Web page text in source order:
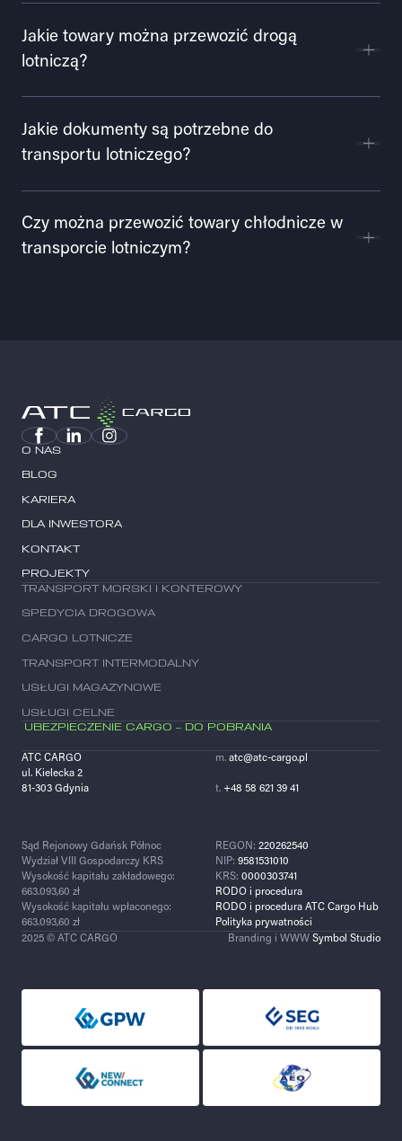
Jakie towary można przewozić drogą
lotniczą?
Jakie dokumenty są potrzebne do
transportu lotniczego?
Czy można przewozić towary chłodnicze w
transporcie lotniczym?
O NAS
BLOG
KARIERA
DLA INWESTORA
KONTAKT
PROJEKTY
TRANSPORT MORSKI I KONTEROWY
SPEDYCIA DROGOWA
CARGO LOTNICZE
TRANSPORT INTERMODALNY
USŁUGI MAGAZYNOWE
USŁUGI CELNE
UBEZPIECZENIE CARGO – DO POBRANIA
ATC CARGO
ul. Kielecka 2
81-303 Gdynia
m. atc@atc-cargo.pl
t. +48 58 621 39 41
Sąd Rejonowy Gdańsk Północ
Wydział VIII Gospodarczy KRS
Wysokość kapitału zakładowego:
663.093,60 zł
Wysokość kapitału wpłaconego:
663.093,60 zł
REGON: 220262540
NIP: 9581531010
KRS: 0000303741
RODO i procedura
RODO i procedura ATC Cargo Hub
Polityka prywatności
2025 © ATC CARGO
Branding i WWWSymbol Studio